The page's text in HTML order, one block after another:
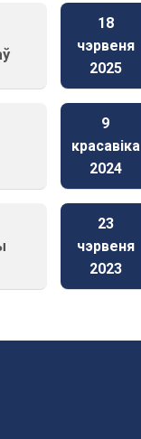
18
чэрвеня
2025
9
красавіка
2024
23
чэрвеня
2023